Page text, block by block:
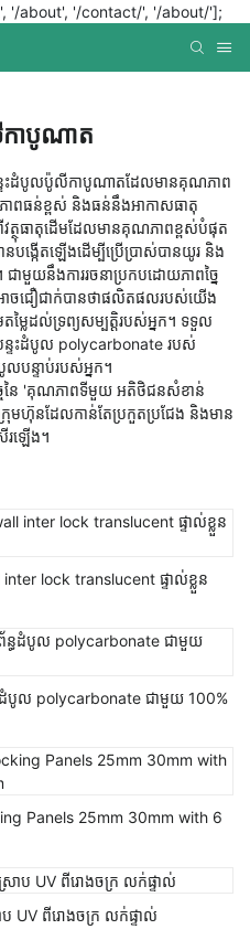
'/about', '/contact/', '/about/'];
ាបូណាត
ះដំបូលប៉ូលីកាបូណាតដែលមានគុណភាព
ភាពធន់ខ្ពស់ និងធន់នឹងអាកាសធាតុ
ត្ថុធាតុដើមដែលមានគុណភាពខ្ពស់បំផុត
ង្កើតឡើងដើម្បីប្រើប្រាស់បានយូរ និង
ជាមួយនឹងការរចនាប្រកបដោយភាពច្នៃ
ាចជឿជាក់បានថាផលិតផលរបស់យើង
ម្លៃដល់ទ្រព្យសម្បត្តិរបស់អ្នក។ ទទួល
ន្ទះដំបូល polycarbonate របស់
បន្ទាប់របស់អ្នក។
ចនៃ 'គុណភាពទីមួយ អតិថិជនសំខាន់
រុមហ៊ុនដែលកាន់តែប្រកួតប្រជែង និងមាន
រឡើង។
lock translucent ផ្ទាល់ខ្លួន
ធដំបូល polycarbonate ជាមួយ 100%
Panels 25mm 30mm with 6
ពីរោងចក្រ លក់ផ្ទាល់